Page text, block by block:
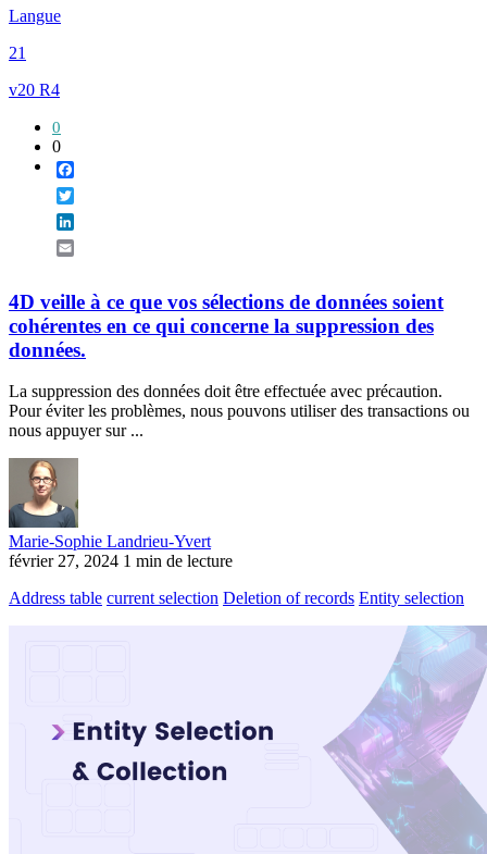
Langue
21
v20 R4
0
0
4D veille à ce que vos sélections de données soient
cohérentes en ce qui concerne la suppression des
données.
La suppression des données doit être effectuée avec précaution.
Pour éviter les problèmes, nous pouvons utiliser des transactions ou
nous appuyer sur ...
Marie-Sophie Landrieu-Yvert
février 27, 2024 1 min de lecture
Address table current selection Deletion of records Entity selection